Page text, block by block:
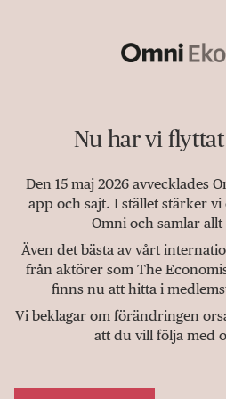
Nu har vi
Den 15 maj 2026 avvecklades
app och sajt. I stället stärker
Omni och samlar
Även det bästa av vårt
från aktörer som The
finns nu att hitta i
Vi beklagar om förändringen
att du vill följa med